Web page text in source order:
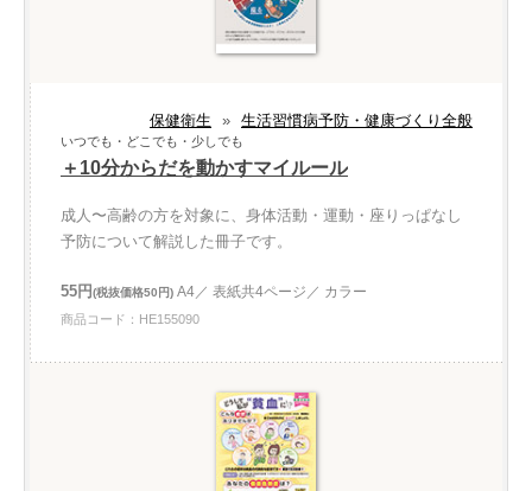
保健衛生 » 生活習慣病予防・健康づくり全般
いつでも・どこでも・少しでも
＋10分からだを動かすマイルール
成人〜高齢の方を対象に、身体活動・運動・座りっぱなし
予防について解説した冊子です。
55円(税抜価格50円) A4／ 表紙共4ページ／ カラー
商品コード：HE155090